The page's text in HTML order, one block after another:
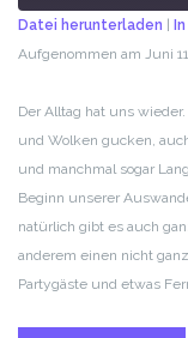
TEILEN
LINK
EMBED
Datei herunterladen |
Aufgenommen am Juni
Der Alltag hat uns
und Wolken gucken,
und manchmal sogar
Beginn unserer
natürlich gibt es auch
anderem einen nicht
Partygäste und etwas